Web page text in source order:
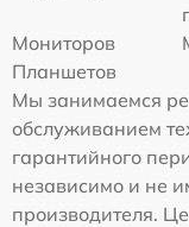
Мониторов
Планшетов
Мы занимаемся
обслуживанием
гарантийного
независимо и не
производителя.